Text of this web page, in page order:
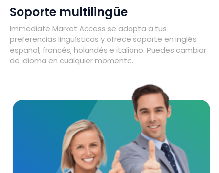
Soporte multilingüe
Immediate Market Access se adapta a tus
preferencias lingüísticas y ofrece soporte en inglés,
español, francés, holandés e italiano. Puedes cambiar
de idioma en cualquier momento.